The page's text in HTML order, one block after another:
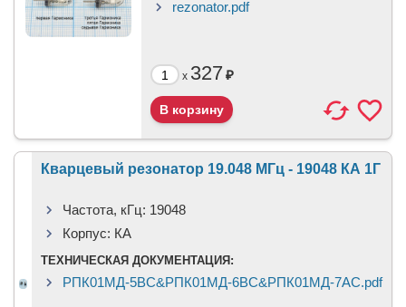
rezonator.pdf
x 327₽
Кварцевый резонатор 19.048 МГц - 19048 КА 1Г
Частота, кГц: 19048
Корпус: КА
ТЕХНИЧЕСКАЯ ДОКУМЕНТАЦИЯ:
РПК01МД-5ВС&РПК01МД-6ВС&РПК01МД-7АС.pdf